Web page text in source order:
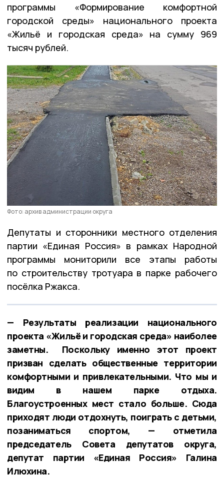
программы «Формирование комфортной
городской среды» национального проекта
«Жильё и городская среда» на сумму 969
тысяч рублей.
Фото: архив администрации округа
Депутаты и сторонники местного отделения
партии «Единая Россия» в рамках Народной
программы мониторили все этапы работы
по строительству тротуара в парке рабочего
посёлка Ржакса.
— Результаты реализации национального
проекта «Жильё и городская среда» наиболее
заметны. Поскольку именно этот проект
призван сделать общественные территории
комфортными и привлекательными. Что мы и
видим в нашем парке отдыха.
Благоустроенных мест стало больше. Сюда
приходят люди отдохнуть, поиграть с детьми,
позаниматься спортом, — отметила
председатель Совета депутатов округа,
депутат партии «Единая Россия» Галина
Илюхина.